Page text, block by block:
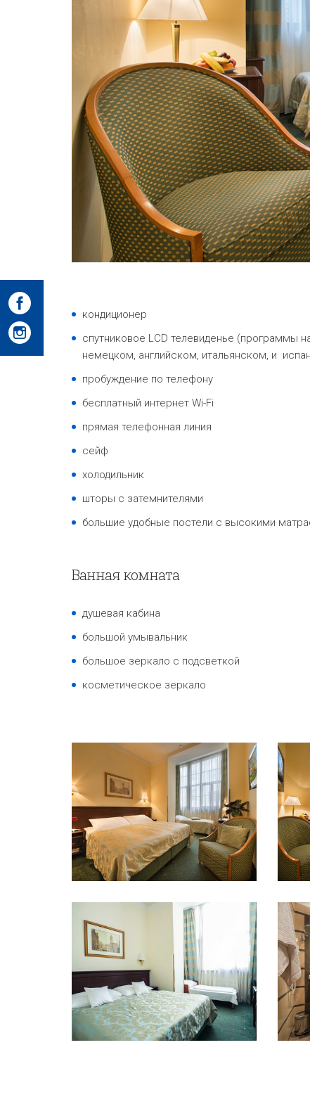
кондиционер
спутниковое LCD телевиденье (программы
немецком, английском, итальянском, и
пробуждение по телефону
бесплатный интернет Wi-Fi
прямая телефонная линия
сейф
холодильник
шторы с затемнителями
большие удобные постели с высокими
Ванная комната
душевая кабина
большой умывальник
большое зеркало с подсветкой
косметическое зеркало